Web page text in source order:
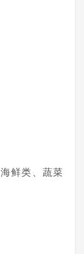
鲜类、蔬菜